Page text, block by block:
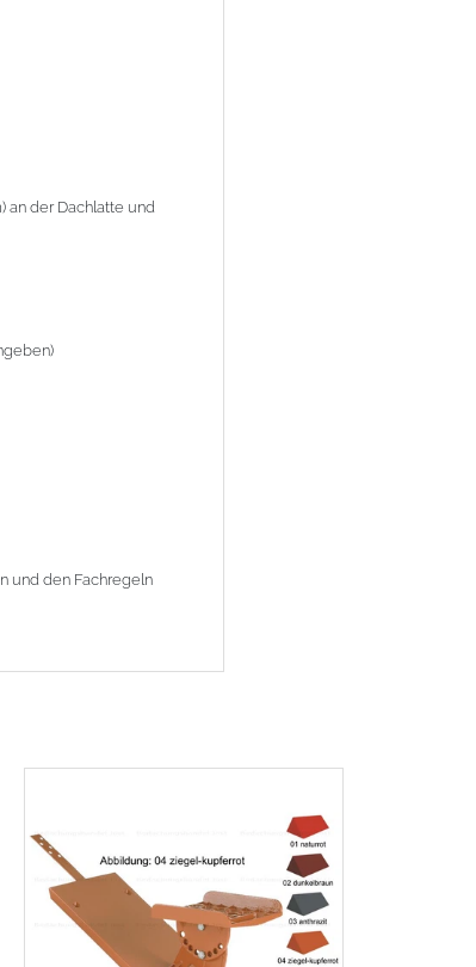
und den Fachregeln des
an der Dachlatte und
und den Fachregeln